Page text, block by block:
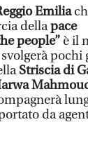
Emilia
dellapace
people” è il
pochi
Striscia di
da